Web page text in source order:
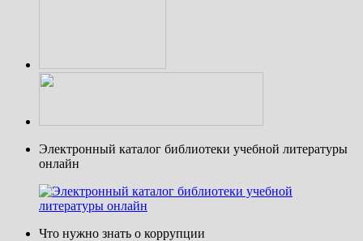
Электронный каталог библиотеки учебной литературы
онлайн
Что нужно знать о коррупции